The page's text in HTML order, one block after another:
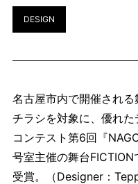
CONTACT
DESIGN
名古屋市内で開催され
チラシを対象に、優れ
コンテスト第6回『
号室主催の舞台
受賞。（Designer：